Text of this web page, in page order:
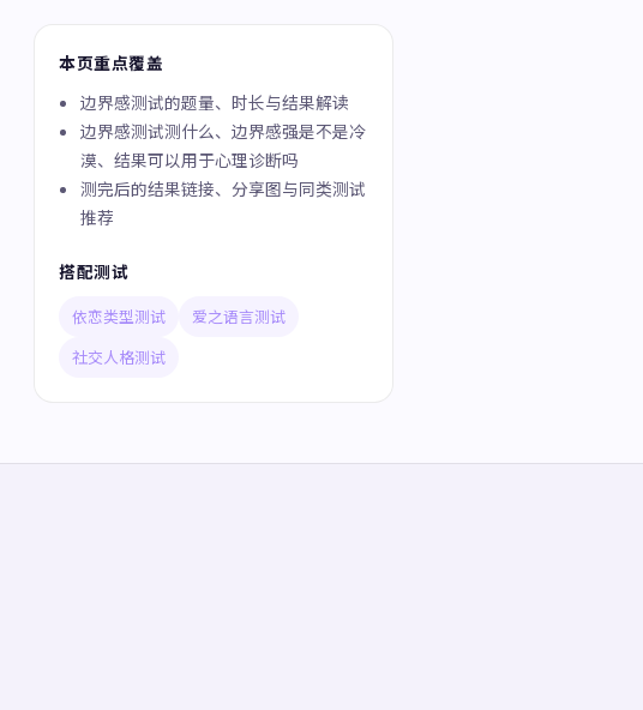
本页重点覆盖
边界感测试的题量、时长与结果解读
边界感测试测什么、边界感强是不是冷
漠、结果可以用于心理诊断吗
测完后的结果链接、分享图与同类测试
推荐
搭配测试
依恋类型测试
爱之语言测试
社交人格测试